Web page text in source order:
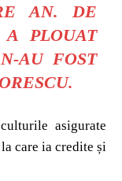
AN. DE
PLOUAT
AU FOST
asigurate
care ia credite și